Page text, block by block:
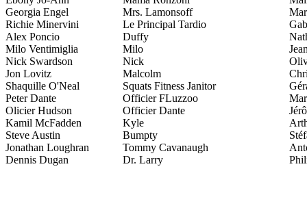
Georgia Engel
Mrs. Lamonsoff
Richie Minervini
Le Principal Tardio
Alex Poncio
Duffy
Milo Ventimiglia
Milo
Nick Swardson
Nick
Jon Lovitz
Malcolm
Shaquille O'Neal
Squats Fitness Janitor
Peter Dante
Officier FLuzzoo
Olicier Hudson
Officier Dante
Kamil McFadden
Kyle
Steve Austin
Bumpty
Jonathan Loughran
Tommy Cavanaugh
Dennis Dugan
Dr. Larry